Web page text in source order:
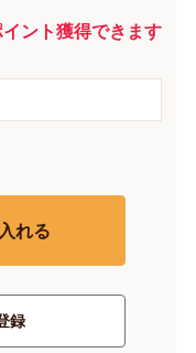
イント獲得できます
れる
録